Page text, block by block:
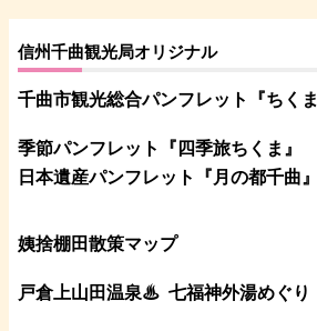
信州千曲観光局オリジナル
千曲市観光総合パンフレット 『ちくま
季節パンフレット『四季旅ちくま』
日本遺産パンフレット
『月の都千曲 』
姨捨棚田散策マップ
戸倉上山田温泉♨ 七福神外湯めぐり